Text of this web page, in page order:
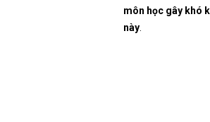
môn học gây khó
này